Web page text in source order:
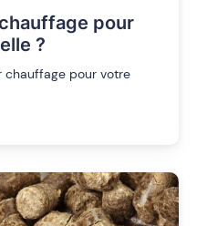
pour
?
chauffage pour votre